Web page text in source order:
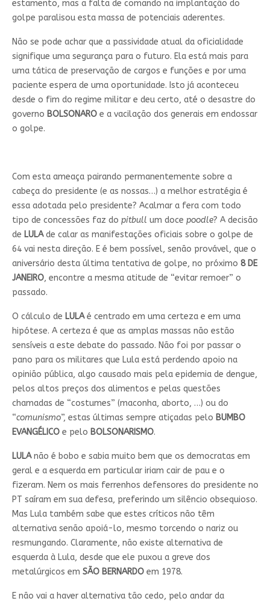
estamento, mas a falta de comando na implantação do
golpe paralisou esta massa de potenciais aderentes.
Não se pode achar que a passividade atual da oficialidade
signifique uma segurança para o futuro. Ela está mais para
uma tática de preservação de cargos e funções e por uma
paciente espera de uma oportunidade. Isto já aconteceu
desde o fim do regime militar e deu certo, até o desastre do
governo BOLSONAROe a vacilação dos generais em endossar
o golpe.
Com esta ameaça pairando permanentemente sobre a
cabeça do presidente (e as nossas…) a melhor estratégia é
essa adotada pelo presidente? Acalmar a fera com todo
tipo de concessões faz do pitbull um doce poodle? A decisão
de LULAde calar as manifestações oficiais sobre o golpe de
64 vai nesta direção. E é bem possível, senão provável, que o
aniversário desta última tentativa de golpe, no próximo 8 DE
JANEIRO, encontre a mesma atitude de “evitar remoer” o
passado.
O cálculo de LULAé centrado em uma certeza e em uma
hipótese. A certeza é que as amplas massas não estão
sensíveis a este debate do passado. Não foi por passar o
pano para os militares que Lula está perdendo apoio na
opinião pública, algo causado mais pela epidemia de dengue,
pelos altos preços dos alimentos e pelas questões
chamadas de “costumes” (maconha, aborto, …) ou do
“comunismo”, estas últimas sempre atiçadas pelo BUMBO
EVANGÉLICOe pelo BOLSONARISMO.
LULAnão é bobo e sabia muito bem que os democratas em
geral e a esquerda em particular iriam cair de pau e o
fizeram. Nem os mais ferrenhos defensores do presidente no
PT saíram em sua defesa, preferindo um silêncio obsequioso.
Mas Lula também sabe que estes críticos não têm
alternativa senão apoiá-lo, mesmo torcendo o nariz ou
resmungando. Claramente, não existe alternativa de
esquerda à Lula, desde que ele puxou a greve dos
metalúrgicos em SÃO BERNARDOem 1978.
E não vai a haver alternativa tão cedo, pelo andar da